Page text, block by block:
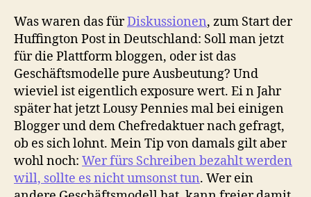
Was waren das fürDiskussionen, zum Start der
Huffington Post in Deutschland: Soll man jetzt
für die Plattform bloggen, oder ist das
Geschäftsmodelle pure Ausbeutung? Und
wieviel ist eigentlich exposure wert. Ei n Jahr
später hat jetzt Lousy Pennies mal bei einigen
Blogger und dem Chefredaktuer nach gefragt,
ob es sich lohnt. Mein Tip von damals gilt aber
wohl noch: Wer fürs Schreiben bezahlt werden
will, sollte es nicht umsonst tun. Wer ein